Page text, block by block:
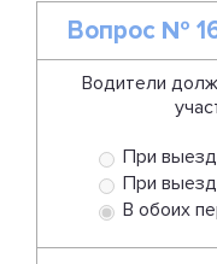
Вопрос №
Водители
При
При
В обоих